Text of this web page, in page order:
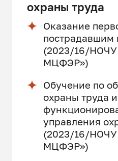
охраны труда
Оказание
пострадавшим
(2023/16/
МЦФЭР»)
Обучение по
охраны труда и
управления
(2023/16/
МЦФЭР»)